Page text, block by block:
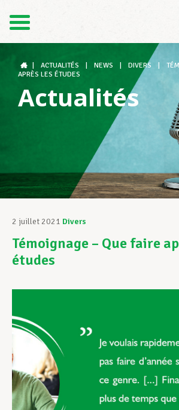
DE
Le LCGB
Structures syndicales
Assistance au Travail
Vos droits
Développement
Devenir Membre
ACTUALITÉS NEWS DIVERS
APRÈS LES ÉTUDES
Actualités
2 juillet 2021 Divers
Témoignage – Que faire
études